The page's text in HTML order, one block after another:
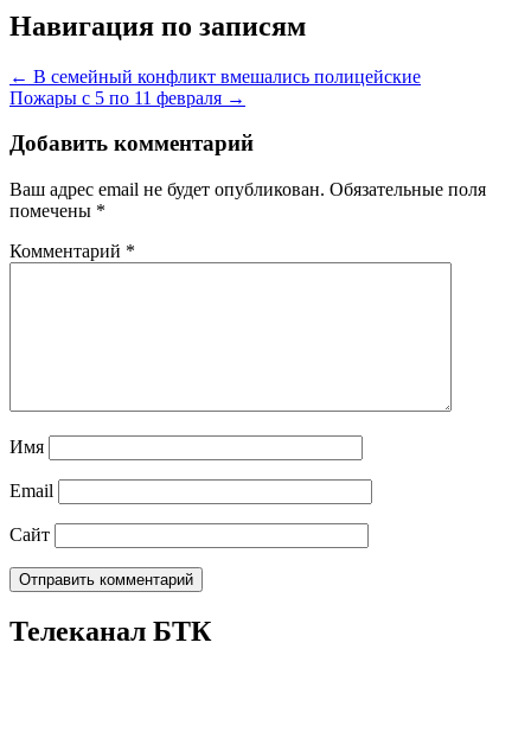
Навигация по записям
← В семейный конфликт вмешались полицейские
Пожары с 5 по 11 февраля →
Добавить комментарий
Ваш адрес email не будет опубликован. Обязательные поля
помечены *
Комментарий *
Имя
Email
Сайт
Телеканал БТК